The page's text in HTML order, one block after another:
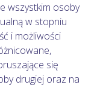
wszystkim osoby
w stopniu
i możliwości
się
drugiej oraz na